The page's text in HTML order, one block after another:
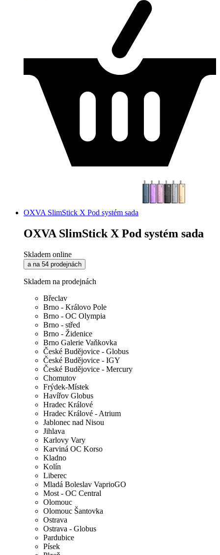
OXVA SlimStick X Pod systém sada
OXVA SlimStick X Pod systém sada
Skladem online
a na 54 prodejnách
Skladem na prodejnách
Břeclav
Brno - Královo Pole
Brno - OC Olympia
Brno - střed
Brno - Židenice
Brno Galerie Vaňkovka
České Budějovice - Globus
České Budějovice - IGY
České Budějovice - Mercury
Chomutov
Frýdek-Místek
Havířov Globus
Hradec Králové
Hradec Králové - Atrium
Jablonec nad Nisou
Jihlava
Karlovy Vary
Karviná OC Korso
Kladno
Kolín
Liberec
Mladá Boleslav VaprioGO
Most - OC Central
Olomouc
Olomouc Šantovka
Ostrava
Ostrava - Globus
Pardubice
Písek